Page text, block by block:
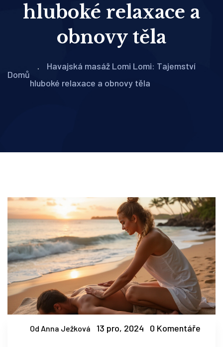
hluboké relaxace a
obnovy těla
Domů
Havajská masáž Lomi Lomi: Tajemství
hluboké relaxace a obnovy těla
Od Anna Ježková 13 pro, 2024 0 Komentáře